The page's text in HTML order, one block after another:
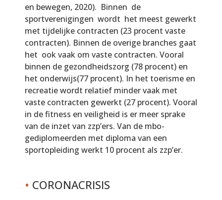
en bewegen, 2020). Binnen de
sportverenigingen wordt het meest gewerkt
met tijdelijke contracten (23 procent vaste
contracten). Binnen de overige branches gaat
het ook vaak om vaste contracten. Vooral
binnen de gezondheidszorg (78 procent) en
het onderwijs(77 procent). In het toerisme en
recreatie wordt relatief minder vaak met
vaste contracten gewerkt (27 procent). Vooral
in de fitness en veiligheid is er meer sprake
van de inzet van zzp’ers. Van de mbo-
gediplomeerden met diploma van een
sportopleiding werkt 10 procent als zzp’er.
• CORONACRISIS